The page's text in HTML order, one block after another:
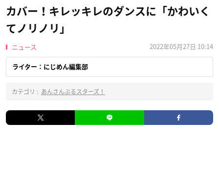
カバー！キレッキレのダンスに「かわいく
てノリノリ」
ニュース 2022年05月27日 10:14
ライター：にじめん編集部
カテゴリ : あんさんぶるスターズ！